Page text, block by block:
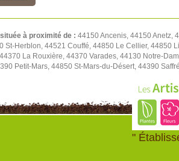
à proximité de : 44150 Ancenis, 44150 Anetz,
St-Herblon, 44521 Couffé, 44850 Le Cellier,
La Rouxière, 44370 Varades, 44130 Notre-
Petit-Mars, 44850 St-Mars-du-Désert, 44390
"